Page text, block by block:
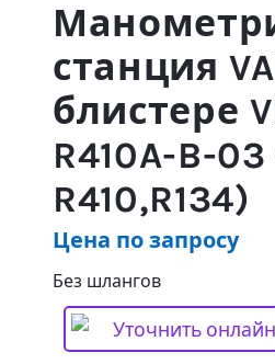
станция
блистере
R410A-B-
R410,R134)
Цена по запросу
Без шлангов
Уточнить онлайн